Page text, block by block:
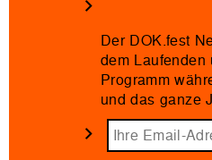
Der DOK.fest
dem Laufenden
Programm
und das ganze